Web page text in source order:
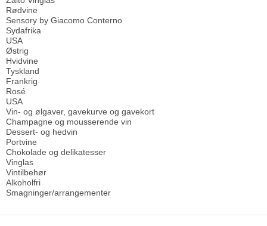
Rødvine
Sensory by Giacomo Conterno
Sydafrika
USA
Østrig
Hvidvine
Tyskland
Frankrig
Rosé
USA
Vin- og ølgaver, gavekurve og gavekort
Champagne og mousserende vin
Dessert- og hedvin
Portvine
Chokolade og delikatesser
Vinglas
Vintilbehør
Alkoholfri
Smagninger/arrangementer